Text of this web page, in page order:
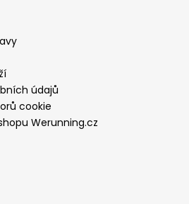
údajů
cookie
Werunning.cz